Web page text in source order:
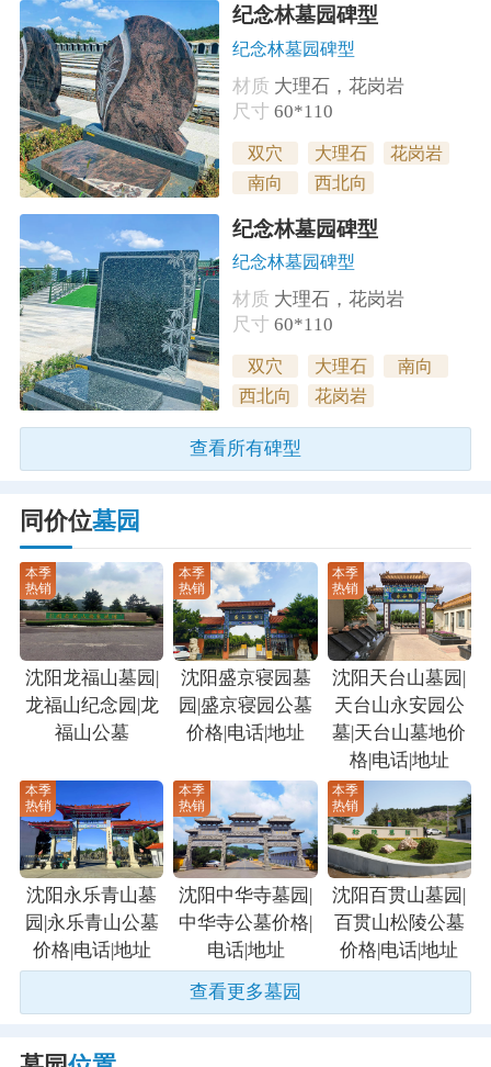
纪念林墓园碑型
纪念林墓园碑型
材质 大理石，花岗岩
尺寸60*110
双穴 大理石
花岗岩
南向
西北向
纪念林墓园碑型
纪念林墓园碑型
材质 大理石，花岗岩
尺寸60*110
双穴 大理石
南向
西北向
花岗岩
查看所有碑型
同价位墓园
本季
热销
沈阳龙福山墓园|
龙福山纪念园|龙
福山公墓
本季
热销
沈阳盛京寝园墓
园|盛京寝园公墓
价格|电话|地址
本季
热销
沈阳天台山墓园|
天台山永安园公
墓|天台山墓地价
格|电话|地址
本季
热销
沈阳永乐青山墓
园|永乐青山公墓
价格|电话|地址
本季
热销
沈阳中华寺墓园|
中华寺公墓价格|
电话|地址
本季
热销
沈阳百贯山墓园|
百贯山松陵公墓
价格|电话|地址
查看更多墓园